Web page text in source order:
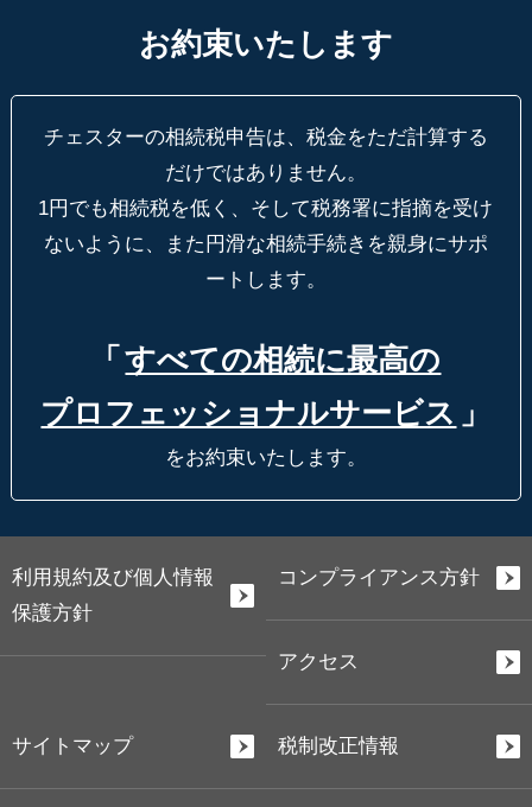
お約束いたします
チェスターの相続税申告は、税金をただ計算する
だけではありません。
1円でも相続税を低く、そして税務署に指摘を受け
ないように、
また円滑な相続手続きを親身にサポ
ートします。
「 すべての相続に最高の
プロフェッショナルサービス 」
をお約束いたします。
利用規約及び個人情報
保護方針
コンプライアンス方針
アクセス
サイトマップ 税制改正情報